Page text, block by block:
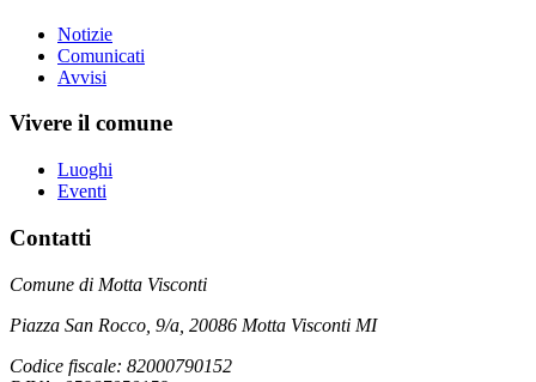
Notizie
Comunicati
Avvisi
Vivere il comune
Luoghi
Eventi
Contatti
Comune di Motta Visconti
Piazza San Rocco, 9/a, 20086 Motta Visconti MI
Codice fiscale: 82000790152